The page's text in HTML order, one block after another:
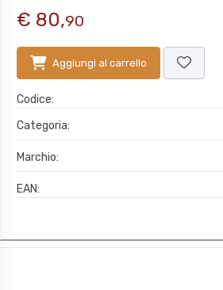
€ 80,90
Aggiungi al carrello
Codice:
Categoria:
Marchio:
EAN: